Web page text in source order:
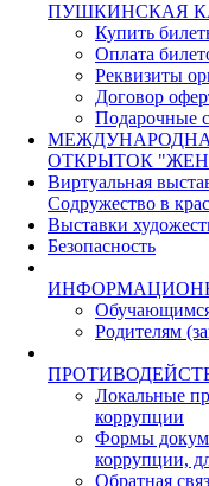
ПУШКИНСКАЯ
Купить
Оплата
Реквизиты
Договор
Подарочные
ОТКРЫТОК
Виртуальная
Содружество в
Выставки
Безопасность
Родителям
Локальные
коррупции
Формы
коррупции,
Обратная